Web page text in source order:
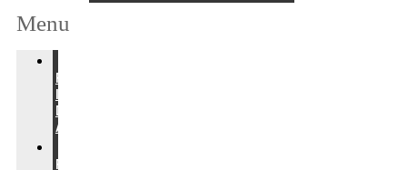
Menu
PARA
INDÚSTRIA
DE
ALIMENTOS
PARA